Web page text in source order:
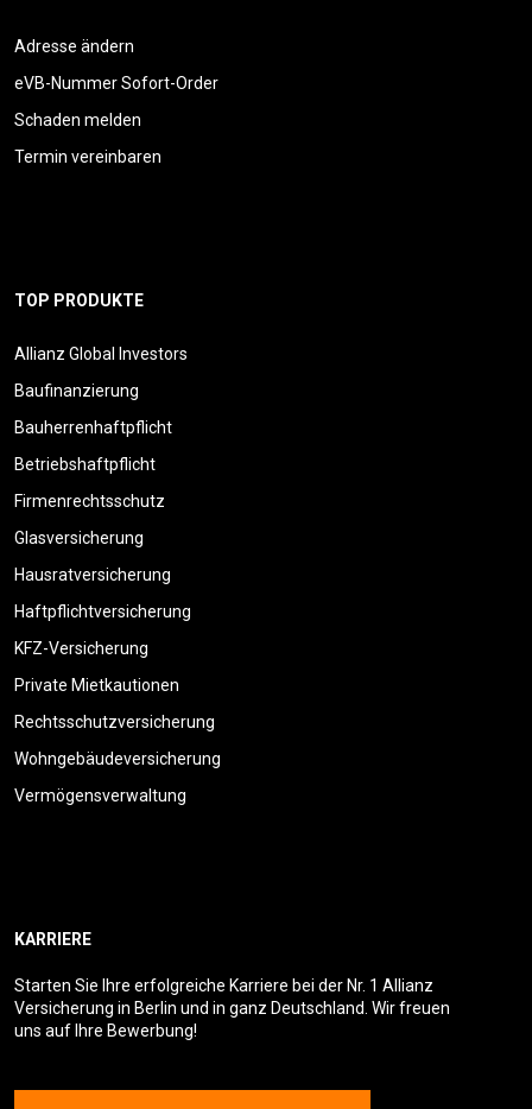
Adresse ändern
eVB-Nummer Sofort-Order
Schaden melden
Termin vereinbaren
TOP PRODUKTE
Allianz Global Investors
Baufinanzierung
Bauherrenhaftpflicht
Betriebshaftpflicht
Firmenrechtsschutz
Glasversicherung
Hausratversicherung
Haftpflichtversicherung
KFZ-Versicherung
Private Mietkautionen
Rechtsschutzversicherung
Wohngebäudeversicherung
Vermögensverwaltung
KARRIERE
Starten Sie Ihre erfolgreiche Karriere bei der Nr. 1 Allianz
Versicherung in Berlin und in ganz Deutschland. Wir freuen
uns auf Ihre Bewerbung!